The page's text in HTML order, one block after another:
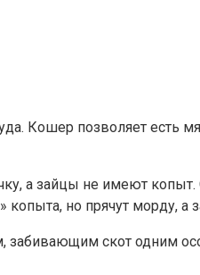
Кошер позволяет есть
а зайцы не имеют
но прячут морду, а
скот одним